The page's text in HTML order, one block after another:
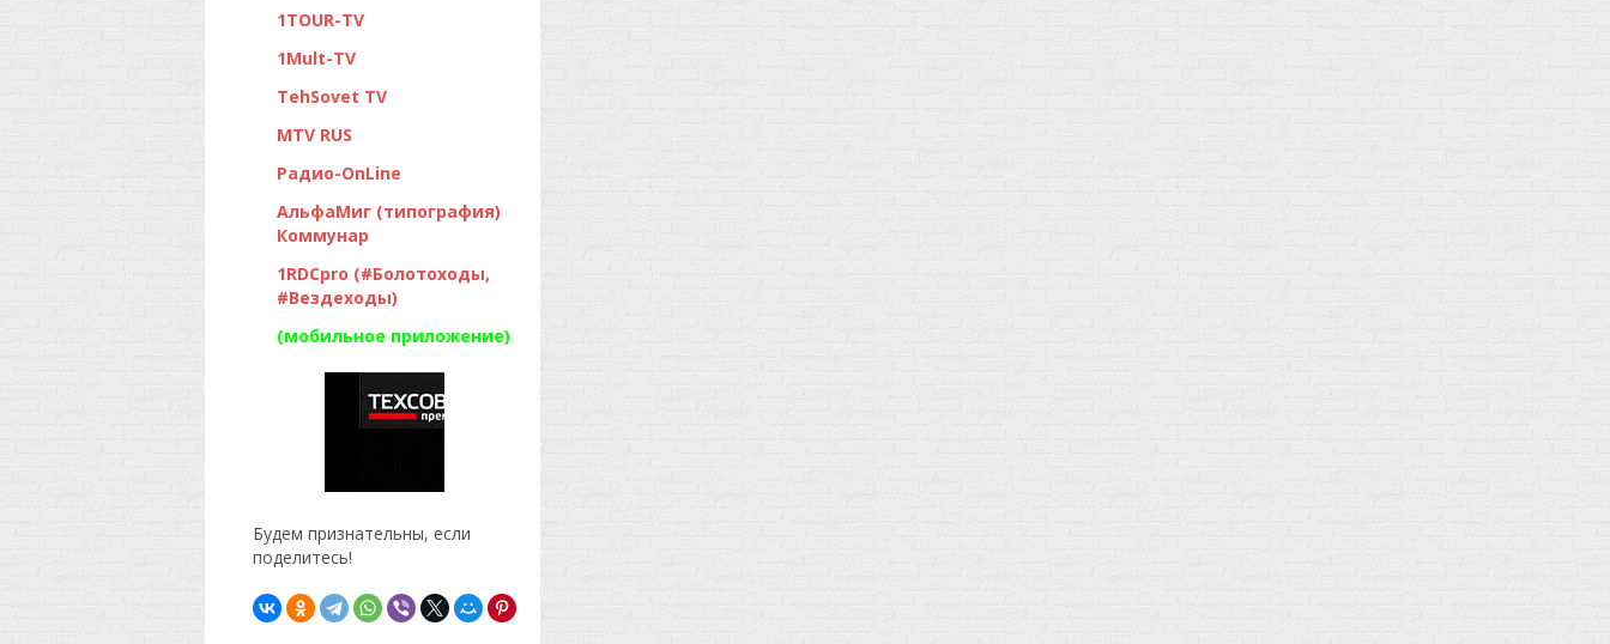
1TOUR-TV
1Mult-TV
TehSovet TV
MTV RUS
Радио-OnLine
АльфаМиг (типография)
Коммунар
1RDCpro (#Болотоходы,
#Вездеходы)
(мобильное приложение)
Будем признательны, если
поделитесь!